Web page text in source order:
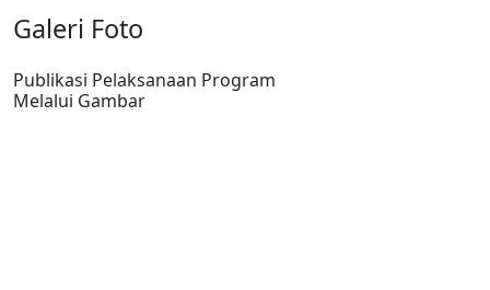
Galeri Foto
Publikasi Pelaksanaan Program
Melalui Gambar